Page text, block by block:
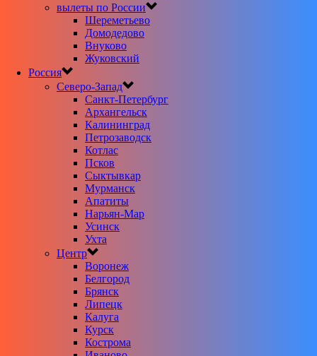
вылеты по России
Шереметьево
Домодедово
Внуково
Жуковский
Россия
Северо-Запад
Санкт-Петербург
Архангельск
Калининград
Петрозаводск
Котлас
Псков
Сыктывкар
Мурманск
Апатиты
Нарьян-Мар
Усинск
Ухта
Центр
Воронеж
Белгород
Брянск
Липецк
Калуга
Курск
Кострома